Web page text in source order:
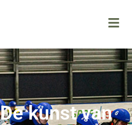
kunst van